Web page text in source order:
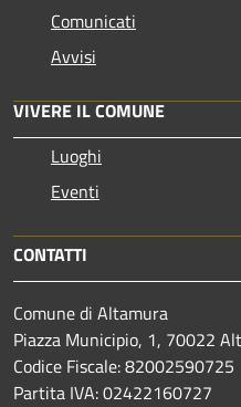
Comunicati
Avvisi
VIVERE IL COMUNE
Luoghi
Eventi
CONTATTI
Comune di Altamura
Piazza Municipio, 1, 70022
Codice Fiscale: 82002590725
Partita IVA: 02422160727